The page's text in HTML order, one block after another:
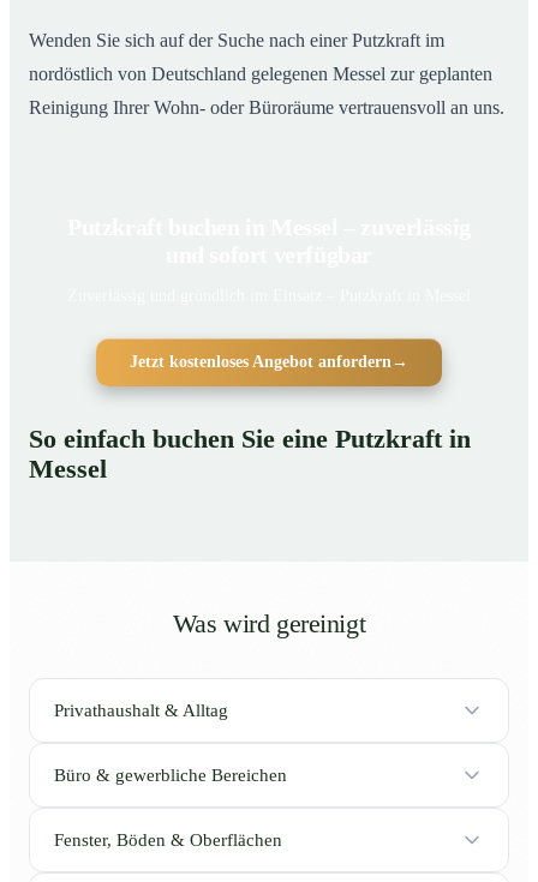
Wenden Sie sich auf der Suche nach einer Putzkraft im
nordöstlich von Deutschland gelegenen Messel zur geplanten
Reinigung Ihrer Wohn- oder Büroräume vertrauensvoll an uns.
Jetzt kostenloses Angebot anfordern→
So einfach buchen Sie eine Putzkraft in
Messel
Was wird gereinigt
Privathaushalt & Alltag
Büro & gewerbliche Bereichen
Fenster, Böden & Oberflächen